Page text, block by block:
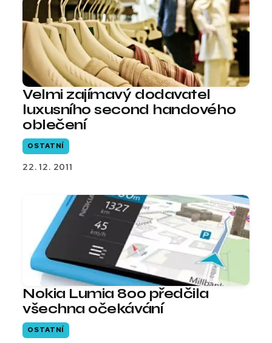
Velmi zajímavý dodavatel
luxusního second handového
oblečení
OSTATNÍ
22. 12. 2011
Nokia Lumia 800 předčila
všechna očekávání
OSTATNÍ